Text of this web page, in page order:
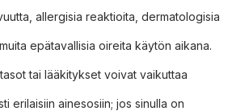
allergisia reaktioita, dermatologisia
epätavallisia oireita käytön aikana.
tai lääkitykset voivat vaikuttaa
erilaisiin ainesosiin; jos sinulla on